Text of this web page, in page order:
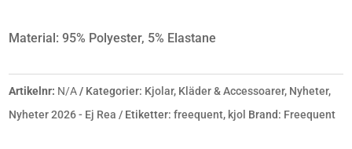
Material: 95% Polyester, 5% Elastane
Artikelnr: N/A Kategorier: Kjolar, Kläder & Accessoarer, Nyheter,
Nyheter 2026 - Ej Rea
Etiketter:freequent, kjol Brand: Freequent